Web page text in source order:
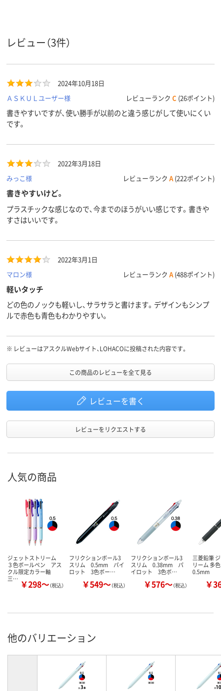
軸径 12.8mm
アスクル
商品環境
スコア
85
レビュー（3件）
2024年10月18日
ＡＳＫＵＬユーザー様
レビューランク C (26ポイント)
書きやすいですが、使い勝手が以前のと違う感じがして使いにくい
です。
2022年3月18日
みっこ様
レビューランク A (222ポイント)
書きやすいけど。
プラスチックな感じなので、今までのほうがいい感じです。書きや
すさはいいです。
2022年3月1日
マロン様
レビューランク A (488ポイント)
軽いタッチ
どの色のノックも軽いし、サラサラと書けます。デザインもシンプ
ルで赤色も青色もわかりやすい。
※ レビューはアスクルWebサイト、LOHACOに投稿された内容です。
この商品のレビューを全て見る
レビューを書く
レビューをリクエストする
人気の商品
ジェットストリーム
３色ボールペン アス
クル限定カラー軸
三… ￥298～（税込）
フリクションボール3
スリム 0.5mm パイ
ロット 3色ボー…
￥549～（税込）
フリクションボール3
スリム 0.38mm パ
イロット 3色ボ…
￥576～（税込）
三菱鉛筆
リーム 多
0.5mm
￥
他のバリエーション